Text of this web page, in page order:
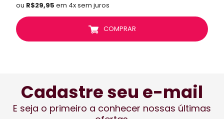
ou R$29,95 em 4x sem juros
COMPRAR
Cadastre seu e-mail
E seja o primeiro a conhecer nossas últimas